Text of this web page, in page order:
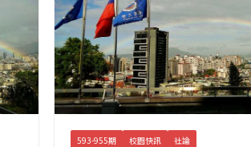
593-955期 校園快訊 社論